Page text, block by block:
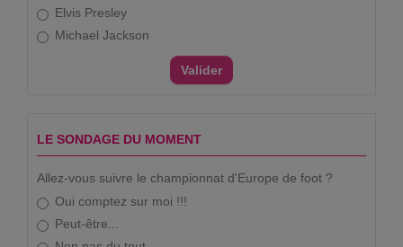
Elvis Presley
Michael Jackson
LE SONDAGE DU MOMENT
Allez-vous suivre le championnat d'Europe de foot ?
Oui comptez sur moi !!!
Peut-être...